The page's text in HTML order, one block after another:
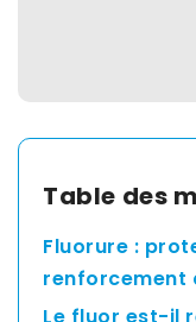
Switzerland
Table des
Fluorure :
renforcement